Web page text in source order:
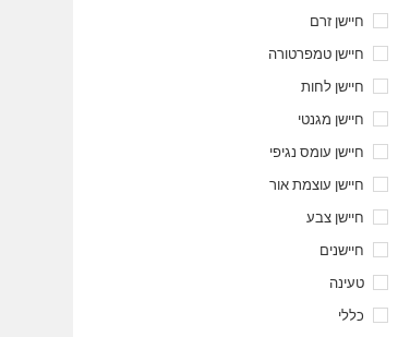
חיישן זרם
חיישן טמפרטורה
חיישן לחות
חיישן מגנטי
חיישן עומס נגיפי
חיישן עוצמת אור
חיישן צבע
חיישנים
טעינה
כללי